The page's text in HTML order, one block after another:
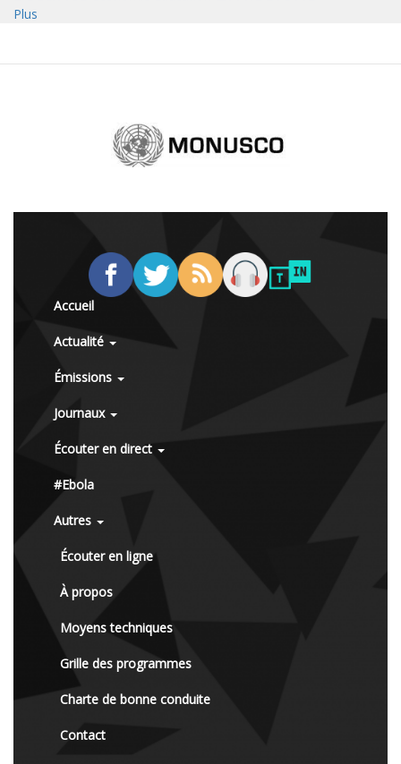
Plus
Accueil
Actualité
Émissions
Journaux
Écouter en direct
#Ebola
Autres
Écouter en ligne
À propos
Moyens techniques
Grille des programmes
Charte de bonne conduite
Contact